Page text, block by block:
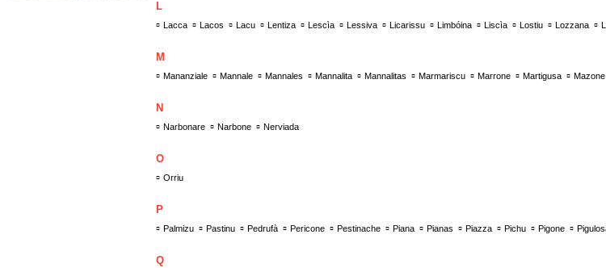
L
▫ Lacca ▫ Lacos ▫ Lacu ▫ Lentiza ▫ Lescìa ▫ Lessiva ▫ Licarissu ▫ Limbóina ▫ Liscìa ▫ Lostiu ▫ Lozzana ▫
M
▫ Mananziale ▫ Mannale ▫ Mannales ▫ Mannalita ▫ Mannalitas ▫ Marmariscu ▫ Marrone ▫ Martigusa ▫ Mazone
N
▫ Narbonare ▫ Narbone ▫ Nerviada
O
▫ Orriu
P
▫ Palmizu ▫ Pastinu ▫ Pedrufà ▫ Pericone ▫ Pestinache ▫ Piana ▫ Pianas ▫ Piazza ▫ Pichu ▫ Pigone ▫
Q